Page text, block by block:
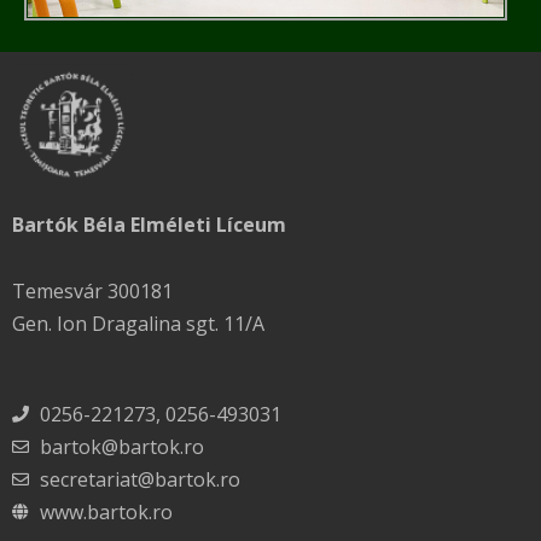
Bartók Béla Elméleti Líceum
Temesvár 300181
Gen. Ion Dragalina sgt. 11/A
0256-221273, 0256-493031
bartok@bartok.ro
secretariat@bartok.ro
www.bartok.ro